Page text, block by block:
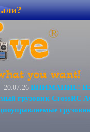
20.07.26 ВНИМАНИЕ!
грузовик CrossRC